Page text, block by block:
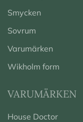
Smycken
Sovrum
Varumärken
Wikholm form
VARUMÄRKEN
House Doctor